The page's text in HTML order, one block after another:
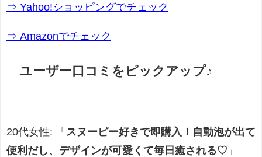
⇒ Yahoo!ショッピングでチェック
⇒ Amazonでチェック
ユーザー口コミをピックアップ♪
20代女性: 「 スヌーピー好きで即購入！自動泡が出て
便利だし、デザインが可愛くて毎日癒される♡ 」